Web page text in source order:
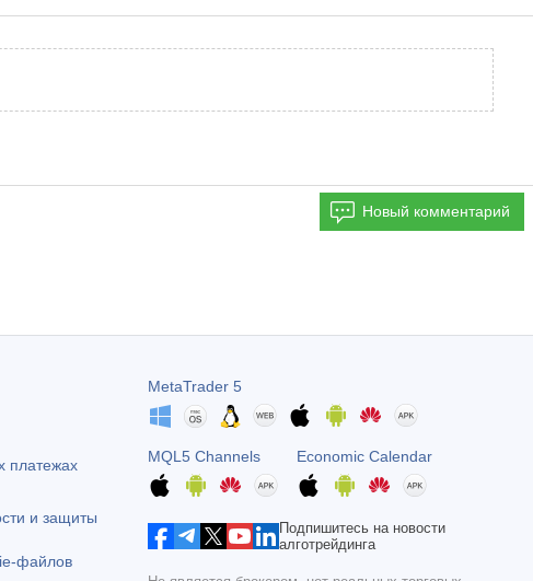
Новый комментарий
платежах
и защиты
файлов
MetaTrader 5
MQL5 Channels Economic Calendar
Подпишитесь на новости
алготрейдинга